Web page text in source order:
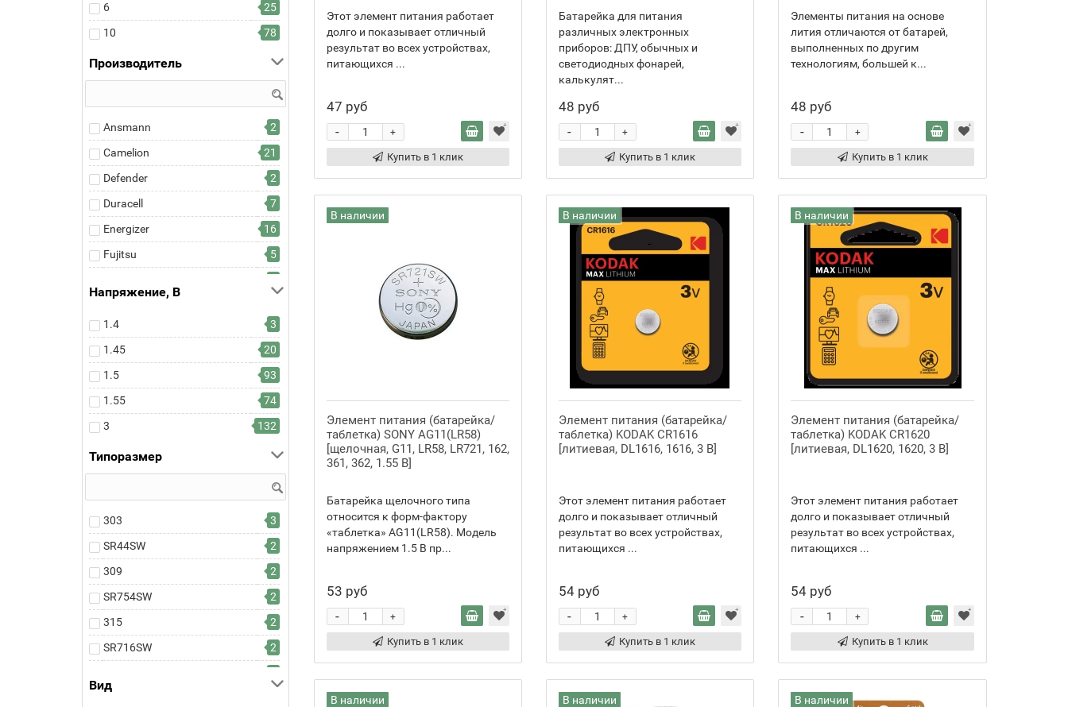
6
25
10
78
Производитель
Ansmann
2
Camelion
21
Defender
2
Duracell
7
Energizer
16
Fujitsu
5
MINAMOTO
1
Opticell
1
Panasonic
47
Perfeo
1
Renata
77
Samsung
4
28
Toshiba
2
Varta
9
Videx
30
Космос
23
Трофи
9
ФАZA
3
Напряжение, В
1.4
3
1.45
20
1.5
93
1.55
74
3
132
Типоразмер
303
3
SR44SW
2
309
2
SR754SW
2
315
2
SR716SW
2
Вид
Этот элемент питания работает
долго и показывает отличный
результат во всех устройствах,
питающихся ...
47 руб
+
-
Купить в 1 клик
Батарейка для питания
различных электронных
приборов: ДПУ, обычных и
светодиодных фонарей,
калькулят...
48 руб
+
-
Купить в 1 клик
Элементы питания на основе
лития отличаются от батарей,
выполненных по другим
технологиям, большей к...
48 руб
+
-
Купить в 1 клик
В наличии
Элемент питания (батарейка/
таблетка) SONY AG11(LR58)
[щелочная, G11, LR58, LR721, 162,
361, 362, 1.55 В]
Батарейка щелочного типа
относится к форм-фактору
«таблетка» AG11(LR58). Модель
напряжением 1.5 В пр...
53 руб
+
-
Купить в 1 клик
В наличии
Элемент питания (батарейка/
таблетка) KODAK CR1616
[литиевая, DL1616, 1616, 3 В]
Этот элемент питания работает
долго и показывает отличный
результат во всех устройствах,
питающихся ...
54 руб
+
-
Купить в 1 клик
В наличии
Элемент питания (батарейка/
таблетка) KODAK CR1620
[литиевая, DL1620, 1620, 3 В]
Этот элемент питания работает
долго и показывает отличный
результат во всех устройствах,
питающихся ...
54 руб
+
-
Купить в 1 клик
В наличии В наличии В наличии